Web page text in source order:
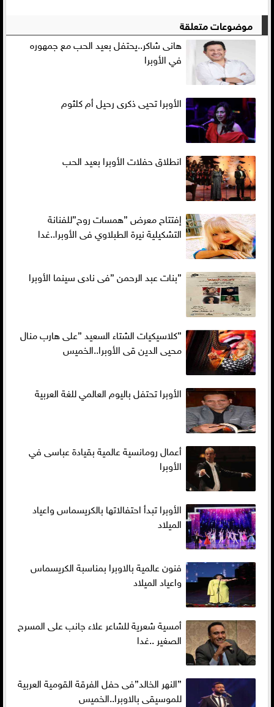
موضوعات متعلقة
هانى شاكر..يحتفل بعيد الحب مع جمهوره
في الأوبرا
الأوبرا تحيى ذكرى رحيل أم كلثوم
انطلاق حفلات الأوبرا بعيد الحب
إفتتاح معرض ”همسات روح”للفنانة
التشكيلية نيرة الطبلاوي فى الأوبرا..غدا
”بنات عبد الرحمن ”فى نادى سينما الأوبرا
”كلاسيكيات الشتاء السعيد ”على هارب منال
محيى الدين قى الأوبرا..الخميس
الأوبرا تحتفل باليوم العالمي للغة العربية
أعمال رومانسية عالمية بقيادة عباسى في
الأوبرا
الأوبرا تبدأ احتفالاتها بالكريسماس واعياد
الميلاد
فنون عالمية بالاوبرا بمناسبة الكريسماس
واعياد الميلاد
أمسية شعرية للشاعر علاء جانب على المسرح
الصغير ..غدا
”النهر الخالد”فى حفل الفرقة القومية العربية
للموسيقى بالاوبرا..الخميس